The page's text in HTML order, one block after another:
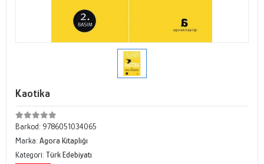
Kaotika
Barkod: 9786051034065
Marka: Agora Kitaplığı
Kategori: Türk Edebiyatı